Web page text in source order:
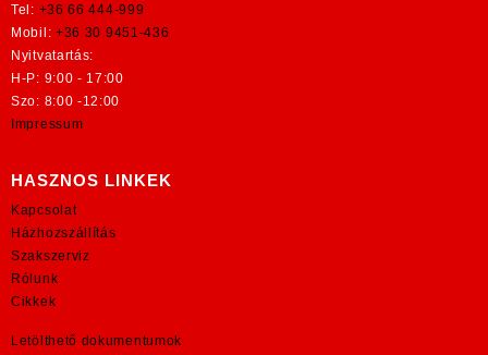
Tel: +36 66 444-999
Mobil: +36 30 9451-436
Nyitvatartás:
H-P: 9:00 - 17:00
Szo: 8:00 -12:00
Impressum
HASZNOS LINKEK
Kapcsolat
Házhozszállítás
Szakszerviz
Rólunk
Cikkek
Letölthető dokumentumok